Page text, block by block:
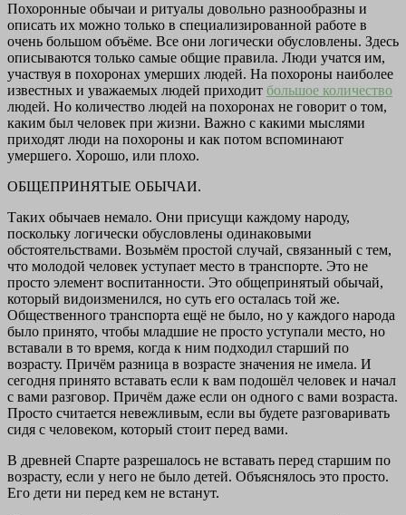
Похоронные обычаи и ритуалы довольно разнообразны и
описать их можно только в специализированной работе в
очень большом объёме. Все они логически обусловлены. Здесь
описываются только самые общие правила. Люди учатся им,
участвуя в похоронах умерших людей. На похороны наиболее
известных и уважаемых людей приходит большое количество
людей. Но количество людей на похоронах не говорит о том,
каким был человек при жизни. Важно с какими мыслями
приходят люди на похороны и как потом вспоминают
умершего. Хорошо, или плохо.
ОБЩЕПРИНЯТЫЕ ОБЫЧАИ.
Таких обычаев немало. Они присущи каждому народу,
поскольку логически обусловлены одинаковыми
обстоятельствами. Возьмём простой случай, связанный с тем,
что молодой человек уступает место в транспорте. Это не
просто элемент воспитанности. Это общепринятый обычай,
который видоизменился, но суть его осталась той же.
Общественного транспорта ещё не было, но у каждого народа
было принято, чтобы младшие не просто уступали место, но
вставали в то время, когда к ним подходил старший по
возрасту. Причём разница в возрасте значения не имела. И
сегодня принято вставать если к вам подошёл человек и начал
с вами разговор. Причём даже если он одного с вами возраста.
Просто считается невежливым, если вы будете разговаривать
сидя с человеком, который стоит перед вами.
В древней Спарте разрешалось не вставать перед старшим по
возрасту, если у него не было детей. Объяснялось это просто.
Его дети ни перед кем не встанут.